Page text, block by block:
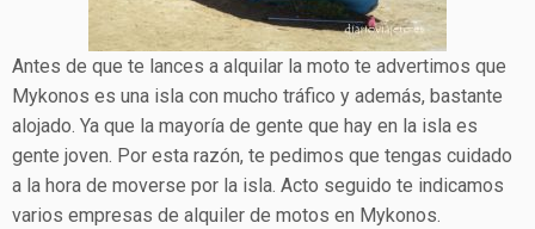
Antes de que te lances a alquilar la moto te advertimos que
Mykonos es una isla con mucho tráfico y además, bastante
alojado. Ya que la mayoría de gente que hay en la isla es
gente joven. Por esta razón, te pedimos que tengas cuidado
a la hora de moverse por la isla. Acto seguido te indicamos
varios empresas de alquiler de motos en Mykonos.